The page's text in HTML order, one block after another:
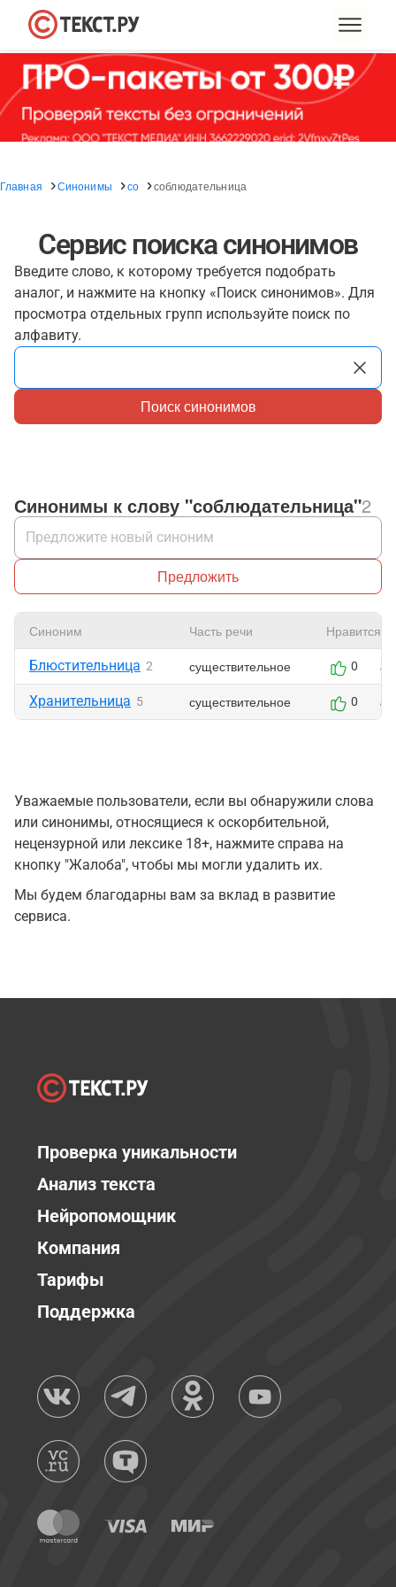
Главная Синонимы со соблюдательница
Сервис поиска синонимов
Введите слово, к которому требуется подобрать
аналог, и нажмите на кнопку «Поиск синонимов». Для
просмотра отдельных групп используйте поиск по
алфавиту.
Поиск синонимов
Синонимы к слову "соблюдательница"2
Предложить
Синоним Часть речи Нравится
Блюстительница 2 существительное 0
Хранительница 5 существительное 0
Уважаемые пользователи, если вы обнаружили слова
или синонимы, относящиеся к оскорбительной,
нецензурной или лексике 18+, нажмите справа на
кнопку "Жалоба", чтобы мы могли удалить их.
Мы будем благодарны вам за вклад в развитие
сервиса.
Проверка уникальности
Анализ текста
Нейропомощник
Компания
Тарифы
Поддержка